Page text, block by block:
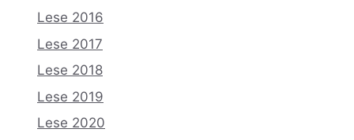
Lese 2016
Lese 2017
Lese 2018
Lese 2019
Lese 2020